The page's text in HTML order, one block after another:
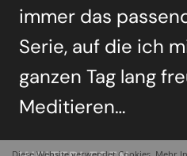
immer das
Serie, auf die ich
gan­zen Tag lang
Medi­tie­ren…
RUN­